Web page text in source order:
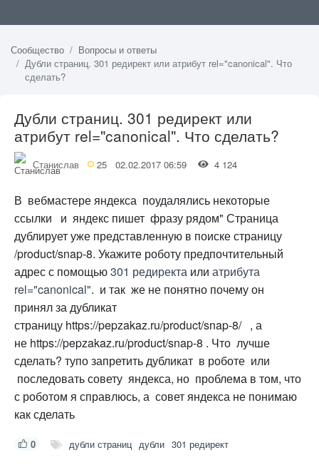
Сообщество
Вопросы и ответы
Дубли страниц. 301 редирект или атрибут rel="canonical". Что
сделать?
Дубли страниц. 301 редирект или
атрибут rel="canonical". Что сделать?
Станислав 25 02.02.2017 06:59 4 124
В вебмастере яндекса поудалялись некоторые
ссылки и яндекс пишет фразу рядом" Страница
дублирует уже представленную в поиске страницу
/product/snap-8. Укажите роботу предпочтительный
адрес с помощью301 редиректа или атрибута
rel="canonical". и так же не понятно почему он
принял за дубликат
страницу https://pepzakaz.ru/product/snap-8/ , а
не https://pepzakaz.ru/product/snap-8 . Что лучше
сделать? тупо запретить дубликат в роботе или
последовать совету яндекса, но проблема в том, что
с роботом я справлюсь, а совет яндекса не понимаю
как сделать
0 дубли страниц дубли 301 редирект